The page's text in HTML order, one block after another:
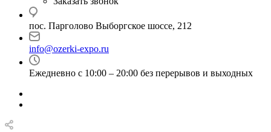
пос. Парголово Выборгское шоссе, 212
info@ozerki-expo.ru
Ежедневно с 10:00 – 20:00 без перерывов и выходных